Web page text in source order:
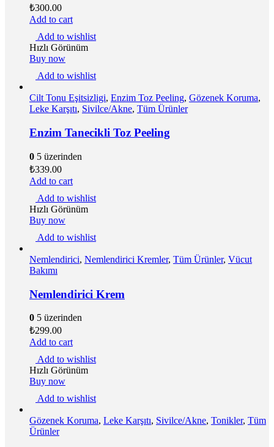
₺300.00
Add to cart
Add to wishlist
Hızlı Görünüm
Buy now
Add to wishlist
Cilt Tonu Eşitsizligi, Enzim Toz Peeling, Gözenek Koruma,
Leke Karşıtı, Sivilce/Akne, Tüm Ürünler
Enzim Tanecikli Toz Peeling
0 5 üzerinden
₺339.00
Add to cart
Add to wishlist
Hızlı Görünüm
Buy now
Add to wishlist
Nemlendirici, Nemlendirici Kremler, Tüm Ürünler, Vücut
Bakımı
Nemlendirici Krem
0 5 üzerinden
₺299.00
Add to cart
Add to wishlist
Hızlı Görünüm
Buy now
Add to wishlist
Gözenek Koruma, Leke Karşıtı, Sivilce/Akne, Tonikler, Tüm
Ürünler